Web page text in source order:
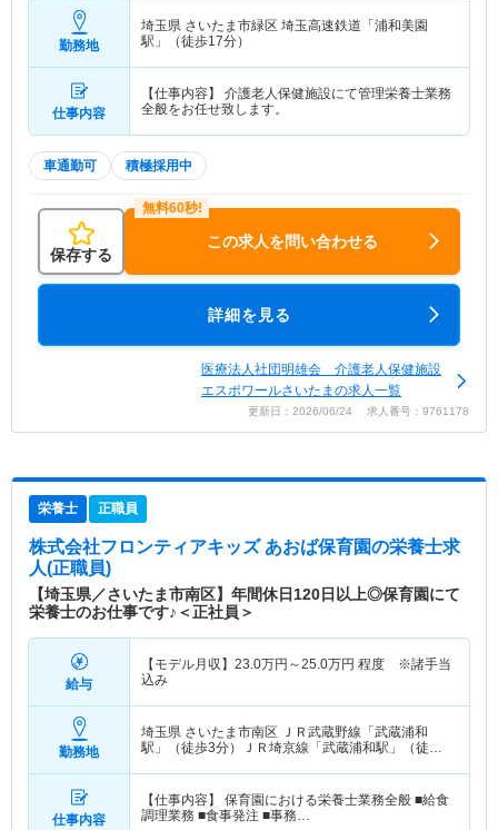
勤務地
埼玉県 さいたま市緑区 埼玉高速鉄道「浦和美園
駅」（徒歩17分）
仕事内容
【仕事内容】 介護老人保健施設にて管理栄養士業務
全般をお任せ致します。
車通勤可 積極採用中
保存する
この求人を問い合わせる
詳細を見る
医療法人社団明雄会 介護老人保健施設
エスポワールさいたまの求人一覧
更新日：2026/06/24 求人番号：9761178
栄養士 正職員
株式会社フロンティアキッズ あおば保育園の栄養士求
人(正職員)
【埼玉県／さいたま市南区】年間休日120日以上◎保育園にて
栄養士のお仕事です♪＜正社員＞
給与
【モデル月収】 23.0万円～25.0万円 程度 ※諸手当
込み
勤務地
埼玉県 さいたま市南区 ＪＲ武蔵野線「武蔵浦和
駅」（徒歩3分）ＪＲ埼京線「武蔵浦和駅」（徒歩3
仕事内容
【仕事内容】 保育園における栄養士業務全般 ■給食
調理業務 ■食事発注 ■事務…